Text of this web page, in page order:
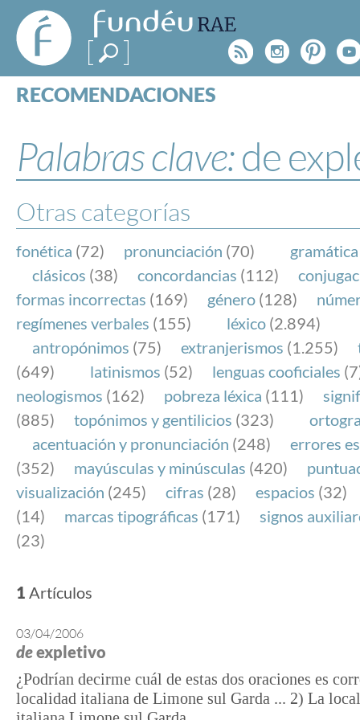
FundéuRAE
- Fundación
del Español
Urgente
Rss
RECOMENDACIONES
ESPECIALES
BLOG
NOTICIAS
SOBRE LA FUNDÉURAE
FundéuRAE es una fundación patrocinada por la
y la Real Academia Española, cuyo objetivo es
el buen uso del español en los medios de
Internet.
Palabras clave:de
Otras categorías
fonética (72) pronunciación (70) gramática
clásicos (38) concordancias (112)
formas incorrectas (169) género (128)
regímenes verbales (155) léxico (2.894)
antropónimos (75) extranjerismos (1.255)
(649)
latinismos (52) lenguas cooficiales
neologismos (162) pobreza léxica (111)
(885)
topónimos y gentilicios (323)
acentuación y pronunciación (248)
errores
(352)
mayúsculas y minúsculas (420)
visualización (245) cifras (28) espacios (32)
(14)
marcas tipográficas (171)
signos
(23)
1 Artículos
03/04/2006
deexpletivo
¿Podrían decirme cuál de estas dos oraciones es
localidad italiana de Limone sul Garda ... 2) La